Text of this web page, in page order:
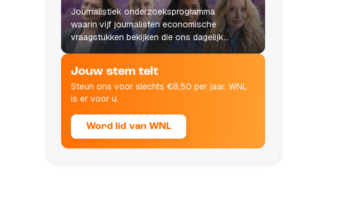
Journalistiek onderzoeksprogramma
waarin vijf journalisten economische
vraagstukken bekijken die ons dagelijks
leven raken.
Jouw stem telt
Steun ons voor slechts €8,50 per jaar. WNL
is er voor u.
Word lid van WNL